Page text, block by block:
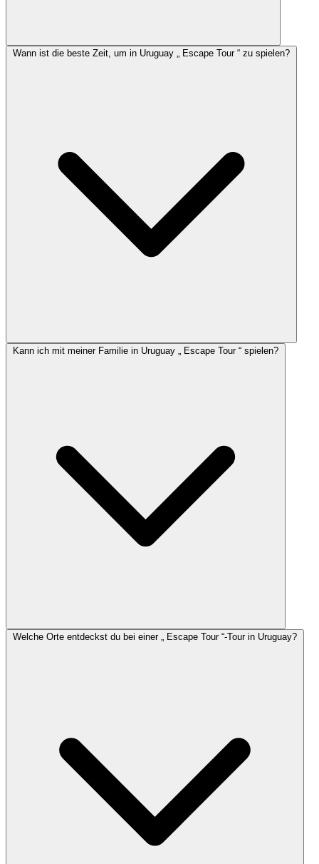
Wann ist die beste Zeit, um in Uruguay „ Escape Tour “ zu spielen?
Kann ich mit meiner Familie in Uruguay „ Escape Tour “ spielen?
Welche Orte entdeckst du bei einer „ Escape Tour “-Tour in Uruguay?